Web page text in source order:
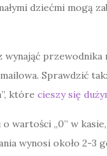
dziećmi mogą
przewodnika
Sprawdzić
które cieszy się
wartości „0” w
wynosi około 2-3